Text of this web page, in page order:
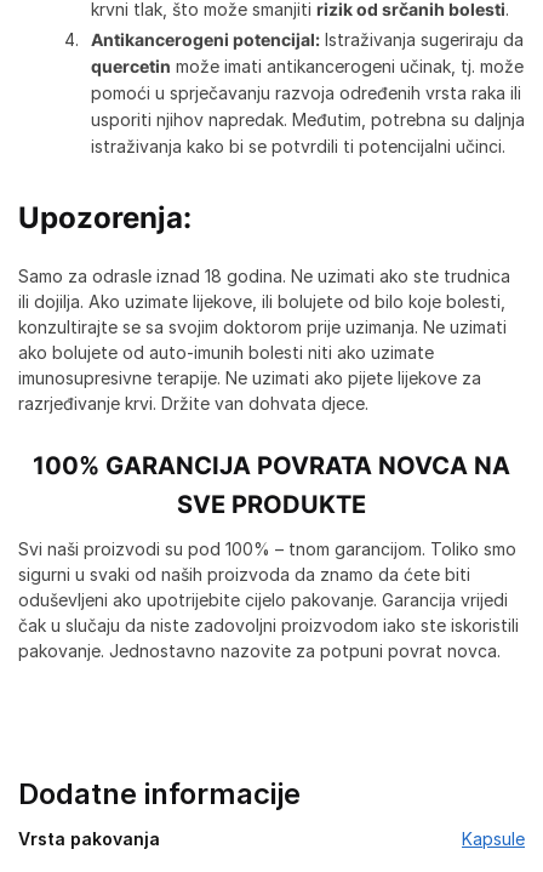
krvni tlak, što može smanjiti rizik od srčanih bolesti.
Antikancerogeni potencijal: Istraživanja sugeriraju da
quercetin može imati antikancerogeni učinak, tj. može
pomoći u sprječavanju razvoja određenih vrsta raka ili
usporiti njihov napredak. Međutim, potrebna su daljnja
istraživanja kako bi se potvrdili ti potencijalni učinci.
Upozorenja:
Samo za odrasle iznad 18 godina. Ne uzimati ako ste trudnica
ili dojilja. Ako uzimate lijekove, ili bolujete od bilo koje bolesti,
konzultirajte se sa svojim doktorom prije uzimanja. Ne uzimati
ako bolujete od auto-imunih bolesti niti ako uzimate
imunosupresivne terapije. Ne uzimati ako pijete lijekove za
razrjeđivanje krvi. Držite van dohvata djece.
100% GARANCIJA POVRATA NOVCA NA
SVE PRODUKTE
Svi naši proizvodi su pod 100% – tnom garancijom. Toliko smo
sigurni u svaki od naših proizvoda da znamo da ćete biti
oduševljeni ako upotrijebite cijelo pakovanje. Garancija vrijedi
čak u slučaju da niste zadovoljni proizvodom iako ste iskoristili
pakovanje. Jednostavno nazovite za potpuni povrat novca.
Dodatne informacije
Vrsta pakovanja Kapsule